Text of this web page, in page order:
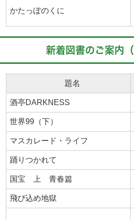
かたっぽのくに
新着図書のご案内（
題名
酒亭DARKNESS
世界99（下）
マスカレード・ライフ
踊りつかれて
国宝 上 青春篇
飛び込め地獄